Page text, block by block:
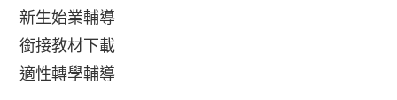
新生始業輔導
銜接教材下載
適性轉學輔導